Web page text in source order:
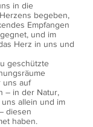
in die
begeben,
Empfangen
und im
Herz in uns und
geschützte
uns auf
– in der Natur,
allein und im
diesen
haben.